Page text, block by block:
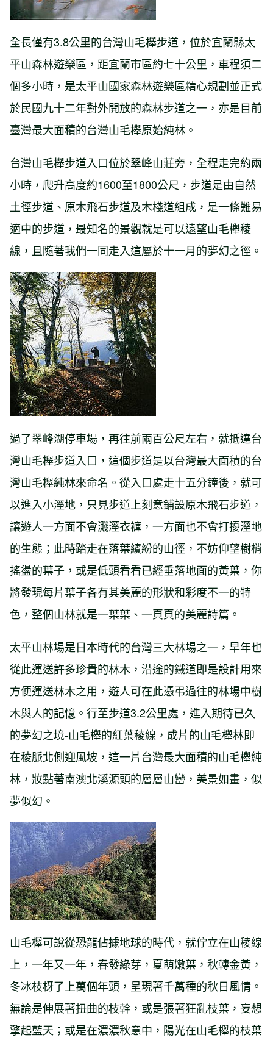
全長僅有3.8公里的台灣山毛櫸步道，位於宜蘭縣太
平山森林遊樂區，距宜蘭市區約七十公里，車程須二
個多小時，是太平山國家森林遊樂區精心規劃並正式
於民國九十二年對外開放的森林步道之一，亦是目前
臺灣最大面積的台灣山毛櫸原始純林。
台灣山毛櫸步道入口位於翠峰山莊旁，全程走完約兩
小時，爬升高度約1600至1800公尺，步道是由自然
土徑步道、原木飛石步道及木棧道組成，是一條難易
適中的步道，最知名的景觀就是可以遠望山毛櫸稜
線，且隨著我們一同走入這屬於十一月的夢幻之徑。
過了翠峰湖停車場，再往前兩百公尺左右，就抵達台
灣山毛櫸步道入口，這個步道是以台灣最大面積的台
灣山毛櫸純林來命名。從入口處走十五分鐘後，就可
以進入小溼地，只見步道上刻意鋪設原木飛石步道，
讓遊人一方面不會濺溼衣褲，一方面也不會打擾溼地
的生態；此時踏走在落葉繽紛的山徑，不妨仰望樹梢
搖盪的葉子，或是低頭看看已經垂落地面的黃葉，你
將發現每片葉子各有其美麗的形狀和彩度不一的特
色，整個山林就是一葉葉、一頁頁的美麗詩篇。
太平山林場是日本時代的台灣三大林場之一，早年也
從此運送許多珍貴的林木，沿途的鐵道即是設計用來
方便運送林木之用，遊人可在此憑弔過往的林場中樹
木與人的記憶。行至步道3.2公里處，進入期待已久
的夢幻之境-山毛櫸的紅葉稜線，成片的山毛櫸林即
在稜脈北側迎風坡，這一片台灣最大面積的山毛櫸純
林，妝點著南澳北溪源頭的層層山巒，美景如畫，似
夢似幻。
山毛櫸可說從恐龍佔據地球的時代，就佇立在山稜線
上，一年又一年，春發綠芽，夏萌嫩葉，秋轉金黃，
冬冰枝枒了上萬個年頭，呈現著千萬種的秋日風情。
無論是伸展著扭曲的枝幹，或是張著狂亂枝葉，妄想
擎起藍天；或是在濃濃秋意中，陽光在山毛櫸的枝葉